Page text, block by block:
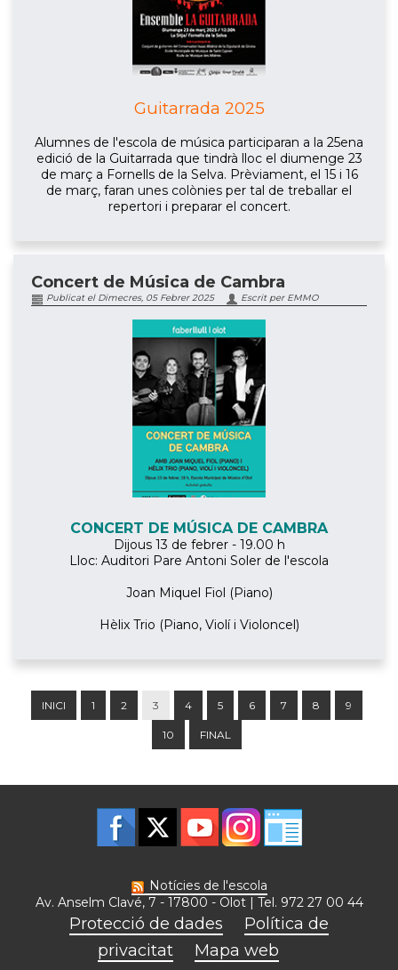
Guitarrada 2025
Alumnes de l'escola de música participaran a la 25ena
edició de la Guitarrada que tindrà lloc el diumenge 23
de març a Fornells de la Selva. Prèviament, el 15 i 16
de març, faran unes colònies per tal de treballar el
repertori i preparar el concert.
Concert de Música de Cambra
Publicat el Dimecres, 05 Febrer 2025 Escrit per EMMO
CONCERT DE MÚSICA DE CAMBRA
Dijous 13 de febrer - 19.00 h
Lloc: Auditori Pare Antoni Soler de l'escola
Joan Miquel Fiol (Piano)
Hèlix Trio (Piano, Violí i Violoncel)
INICI 1 2 3 4 5 6 7 8 9
10 FINAL
Notícies de l'escola
Av. Anselm Clavé, 7 - 17800 - Olot | Tel. 972 27 00 44
Protecció de dades
Política de
privacitat
Mapa web